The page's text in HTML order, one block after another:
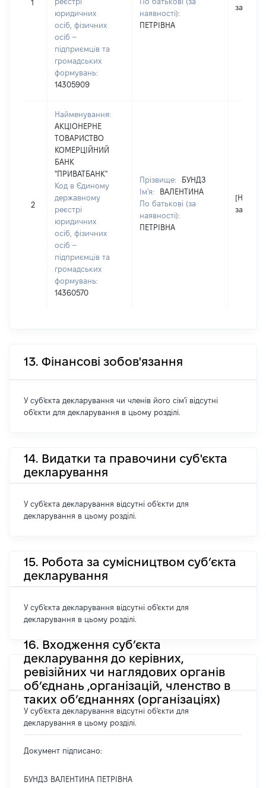
1
юридичних
осіб, фізичних
осіб –
підприємців та
громадських
формувань:
14305909
наявності):
ПЕТРІВНА
2
Найменування:
АКЦІОНЕРНЕ
ТОВАРИСТВО
КОМЕРЦІЙНИЙ
БАНК
"ПРИВАТБАНК"
Код в Єдиному
державному
реєстрі
юридичних
осіб, фізичних
осіб –
підприємців та
громадських
формувань:
14360570
Прізвище:
БУНДЗ
Ім'я:
ВАЛЕНТИНА
По батькові (за
наявності):
ПЕТРІВНА
[Не
13. Фінансові зобов'язання
У суб'єкта декларування чи членів його сім'ї відсутні
об'єкти для декларування в цьому розділі.
14. Видатки та правочини суб'єкта
декларування
У суб'єкта декларування відсутні об'єкти для
декларування в цьому розділі.
15. Робота за сумісництвом суб’єкта
декларування
У суб'єкта декларування відсутні об'єкти для
декларування в цьому розділі.
16. Входження суб’єкта
декларування до керівних,
ревізійних чи наглядових органів
об’єднань ,організацій, членство в
таких об’єднаннях (організаціях)
У суб'єкта декларування відсутні об'єкти для
декларування в цьому розділі.
Документ підписано:
БУНДЗ ВАЛЕНТИНА ПЕТРІВНА